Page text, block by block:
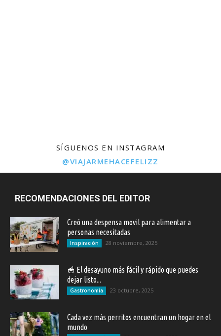
SÍGUENOS EN INSTAGRAM
@VIAJARMEHACEFELIZZ
RECOMENDACIONES DEL EDITOR
Creó una despensa movil para alimentar a
personas necesitadas
Inspiración 28 noviembre, 2025
🥣 El desayuno más fácil y rápido que puedes
dejar listo...
Gastronomía 23 octubre, 2025
Cada vez más perritos encuentran un hogar en el
mundo